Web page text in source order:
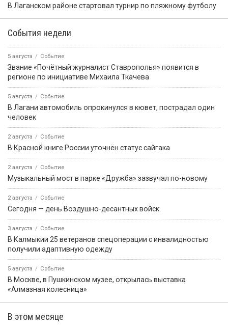
В Лаганском районе стартовал турнир по пляжному футболу
События недели
5 августа Событие
Звание «Почётный журналист Ставрополья» появится в
регионе по инициативе Михаила Ткачева
5 августа Событие
В Лагани автомобиль опрокинулся в кювет, пострадал один
человек
2 августа Событие
В Красной книге России уточнён статус сайгака
2 августа Событие
Музыкальный мост в парке «Дружба» зазвучал по-новому
2 августа Событие
Сегодня — день Воздушно-десантных войск
3 августа Событие
В Калмыкии 25 ветеранов спецоперации с инвалидностью
получили адаптивную одежду
5 августа Событие
В Москве, в Пушкинском музее, открылась выставка
«Алмазная колесница»
В этом месяце